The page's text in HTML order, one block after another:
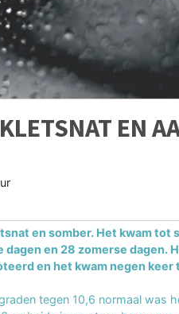
EN
en somber. Het kwam tot
en 28 zomerse dagen.
en het kwam negen keer
tegen 10,6 normaal was